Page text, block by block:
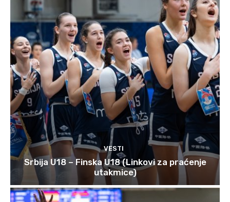
VESTI
Srbija U18 – Finska U18 (Linkovi za praćenje
utakmice)